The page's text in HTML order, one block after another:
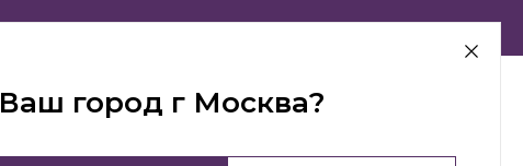
г Москва
Ваш город г Москва?